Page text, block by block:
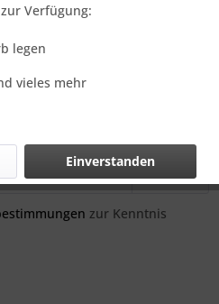
auf Anfrage.
mich, sobald der Artikel
zur Kenntnis
Verfügung:
legen
vieles mehr
Einverstanden